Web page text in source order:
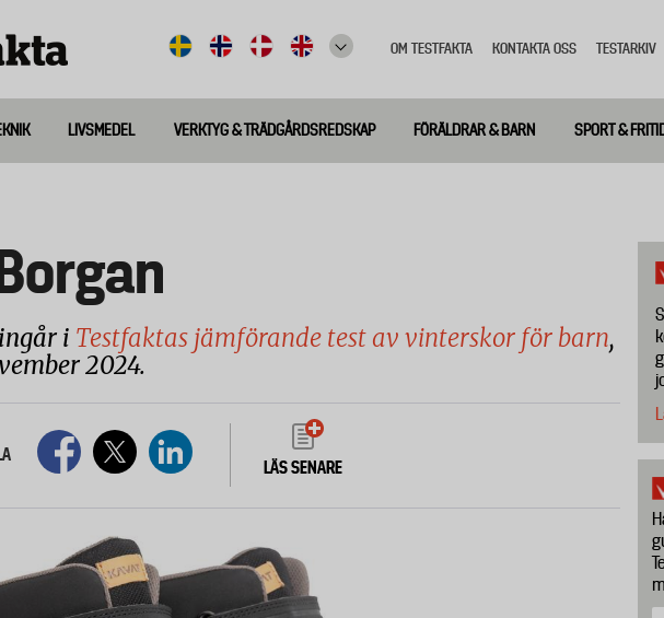
meny
OM TESTFAKTA KONTAKTA OSS TESTARKIV
LIVSMEDEL VERKTYG & TRÄDGÅRDSREDSKAP FÖRÄLDRAR & BARN SPORT &
i Testfaktas jämförande test av vinterskor för barn,
2024.
LÄS SENARE